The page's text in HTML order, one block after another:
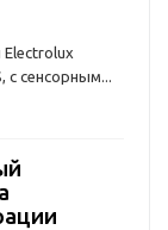
с сенсорным...